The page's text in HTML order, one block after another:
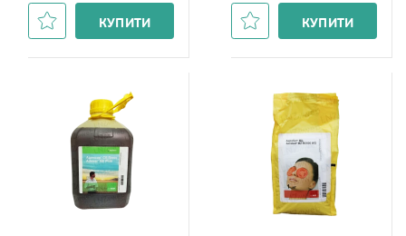
КУПИТИ КУПИТИ